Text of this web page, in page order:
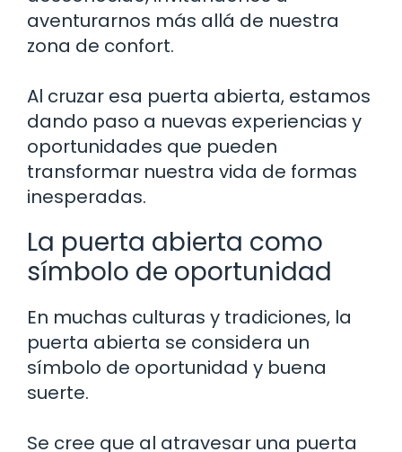
aventurarnos más allá de nuestra
zona de confort.
Al cruzar esa puerta abierta, estamos
dando paso a nuevas experiencias y
oportunidades que pueden
transformar nuestra vida de formas
inesperadas.
La puerta abierta como
símbolo de oportunidad
En muchas culturas y tradiciones, la
puerta abierta se considera un
símbolo de oportunidad y buena
suerte.
Se cree que al atravesar una puerta